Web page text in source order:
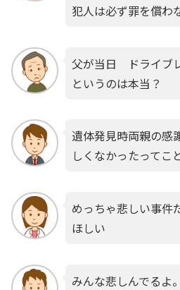
犯人は必ず罪を償わ
父が当日 ドライブ
というのは本当？
遺体発見時両親の感
しくなかったってこ
めっちゃ悲しい事件
ほしい
みんな悲しんでるよ。